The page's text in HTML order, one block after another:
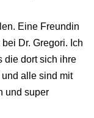
Eine Freundin
Dr. Gregori. Ich
die dort sich ihre
alle sind mit
und super